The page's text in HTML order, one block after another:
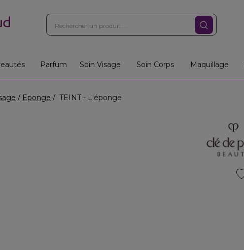
Parfum Soin Visage Soin Corps Maquillage
Eponge TEINT - L'éponge